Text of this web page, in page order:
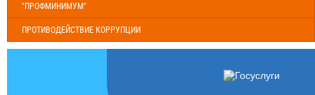
"ПРОФМИНИМУМ"
ПРОТИВОДЕЙСТВИЕ КОРРУПЦИИ